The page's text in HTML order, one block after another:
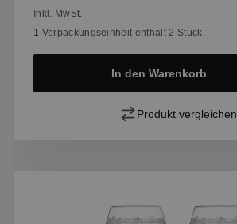
Inkl. MwSt.
1 Verpackungseinheit enthält 2 Stück.
In den Warenkorb
Produkt vergleichen